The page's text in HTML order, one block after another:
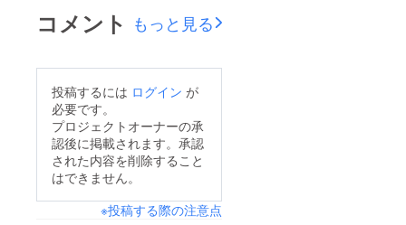
曲は以下の通りです。
Vivace Brillanteお前が
曲ポロヴェツ人の踊り
III. 若い王子と王女行
進曲中国の踊り花のワ
ルツシチリアーノエン
の踊りII. Allegretto, un
コメント もっと見る
投稿するには ログイン が
必要です。
プロジェクトオーナーの承
認後に掲載されます。承認
された内容を削除すること
はできません。
※投稿する際の注意点